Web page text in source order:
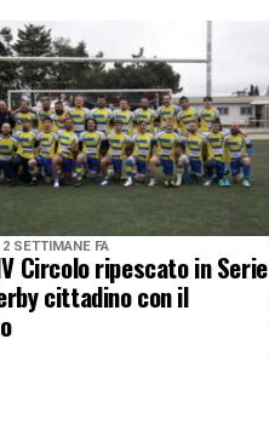
2 SETTIMANE FA
Circolo ripescato in Serie
cittadino con il